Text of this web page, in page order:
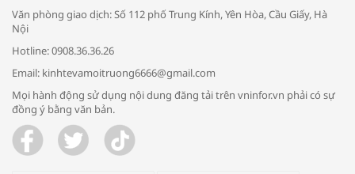
Bác sĩ tư vấn cách phòng tránh bệnh
đường hô hấp trong thời tiết giao mùa
Trao yêu thương cho em
Văn phòng giao dịch: Số 112 phố Trung Kính, Yên Hòa, Cầu Giấy, Hà
Nội
Hotline: 0908.36.36.26
Email: kinhtevamoitruong6666@gmail.com
Mọi hành động sử dụng nội dung đăng tải trên vninfor.vn phải có sự
đồng ý bằng văn bản.